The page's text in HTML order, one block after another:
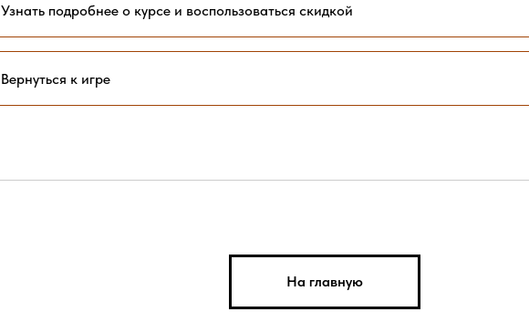
Узнать подробнее о курсе и воспользоваться скидкой
Вернуться к игре
На главную